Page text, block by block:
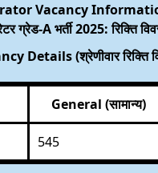
Vacancy
ग्रेड-A भर्ती 2025: रिक्ति
Details (श्रेणीवार रिक्ति
General (सामान्य)
545